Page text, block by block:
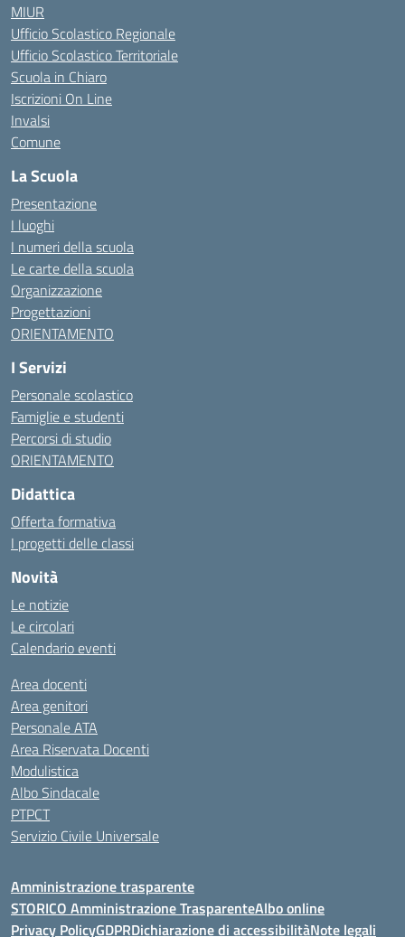
MIUR
Ufficio Scolastico Regionale
Ufficio Scolastico Territoriale
Scuola in Chiaro
Iscrizioni On Line
Invalsi
Comune
La Scuola
Presentazione
I luoghi
I numeri della scuola
Le carte della scuola
Organizzazione
Progettazioni
ORIENTAMENTO
I Servizi
Personale scolastico
Famiglie e studenti
Percorsi di studio
ORIENTAMENTO
Didattica
Offerta formativa
I progetti delle classi
Novità
Le notizie
Le circolari
Calendario eventi
Area docenti
Area genitori
Personale ATA
Area Riservata Docenti
Modulistica
Albo Sindacale
PTPCT
Servizio Civile Universale
Amministrazione trasparente
STORICO Amministrazione TrasparenteAlbo online
Privacy PolicyGDPRDichiarazione di accessibilitàNote legali